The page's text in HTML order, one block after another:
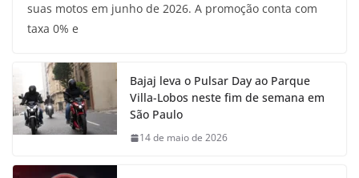
suas motos em junho de 2026. A promoção conta com
taxa 0% e
Bajaj leva o Pulsar Day ao Parque
Villa-Lobos neste fim de semana em
São Paulo
14 de maio de 2026